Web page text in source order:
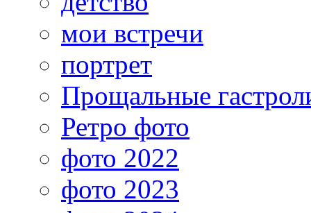
мои встречи
портрет
Прощальные
Ретро фото
фото 2022
фото 2023